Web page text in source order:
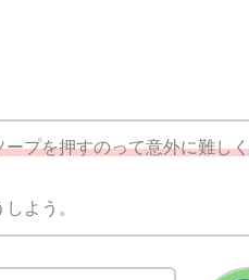
プを押すのって意外に難しく
よう。